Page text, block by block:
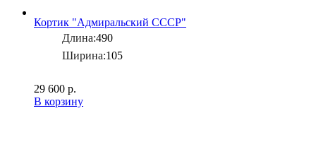
Кортик "Адмиральский СССР"
Длина:490
Ширина:105
29 600 р.
В корзину